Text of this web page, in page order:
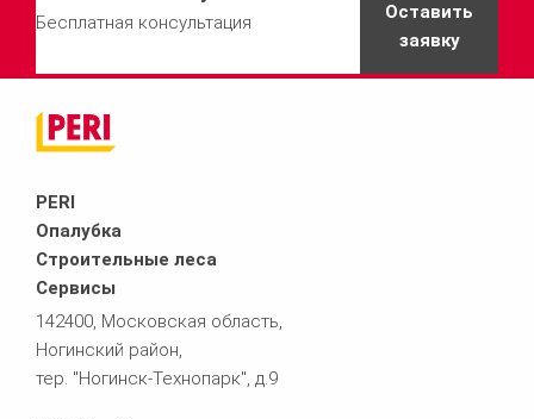
Бесплатная консультация
Оставить
заявку
PERI
Опалубка
Строительные леса
Сервисы
142400, Московская область,
Ногинский район,
тер. "Ногинск-Технопарк", д.9